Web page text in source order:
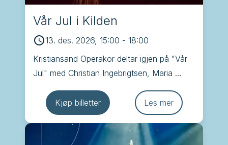
Vår Jul i Kilden
13. des. 2026, 15:00 - 18:00
Kristiansand Operakor deltar igjen på "Vår
Jul" med Christian Ingebrigtsen, Maria
Sødal, Ebba Lejonclou, Gaute Ormåsen,
Frøydis Grorud og kapellmester Øystein
Lund Olafsen
Kjøp billetter Les mer